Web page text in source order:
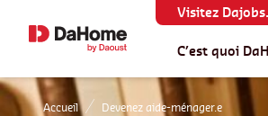
Visitez
C’est quoi
Accueil Devenez aide-ménager.e